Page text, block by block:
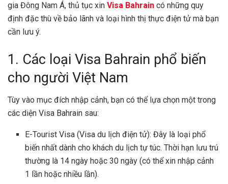
gia Đông Nam Á, thủ tục xin Visa Bahrain có những quy
định đặc thù về bảo lãnh và loại hình thị thực điện tử mà bạn
cần lưu ý.
1. Các loại Visa Bahrain phổ biến
cho người Việt Nam
Tùy vào mục đích nhập cảnh, bạn có thể lựa chọn một trong
các diện Visa Bahrain sau:
E-Tourist Visa (Visa du lịch điện tử): Đây là loại phổ
biến nhất dành cho khách du lịch tự túc. Thời hạn lưu trú
thường là 14 ngày hoặc 30 ngày (có thể xin nhập cảnh
1 lần hoặc nhiều lần).